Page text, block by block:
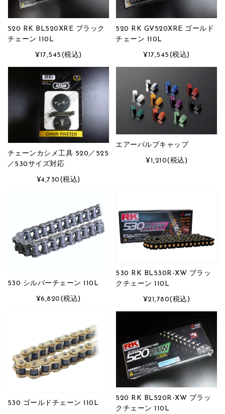
520 RK BL520XRE ブラック
チェーン 110L
¥17,545 (税込)
520 RK GV520XRE ゴールド
チェーン 110L
¥17,545 (税込)
チェーンカシメ工具 520／525
／530サイズ対応
¥4,730 (税込)
エアーバルブキャップ
¥1,210(税込)
530 シルバーチェーン 110L
¥6,820 (税込)
530 RK BL530R-XW ブラッ
クチェーン 110L
¥21,780(税込)
530 ゴールドチェーン 110L
520 RK BL520R-XW ブラッ
クチェーン 110L